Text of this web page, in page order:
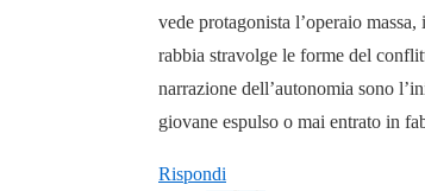
vede protagonista l’operaio
rabbia stravolge le forme del
narrazione dell’autonomia sono
giovane espulso o mai entrato in
Rispondi